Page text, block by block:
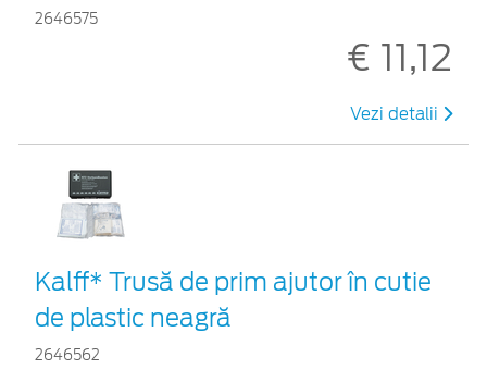
2646575
€ 11,12
Vezi detalii
Kalff* Trusă de prim ajutor în cutie
de plastic neagră
2646562